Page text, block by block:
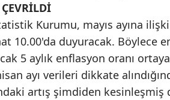
Kurumu, mayıs ayına
10.00'da duyuracak. Böylece
5 aylık enflasyon oranı
ayı verileri dikkate
artış şimdiden